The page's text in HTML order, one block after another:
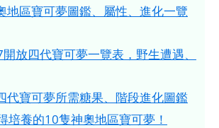
地區寶可夢圖鑑、屬性、進化一覽
放四代寶可夢一覽表，野生遭遇、
代寶可夢所需糖果、階段進化圖鑑
培養的10隻神奧地區寶可夢！